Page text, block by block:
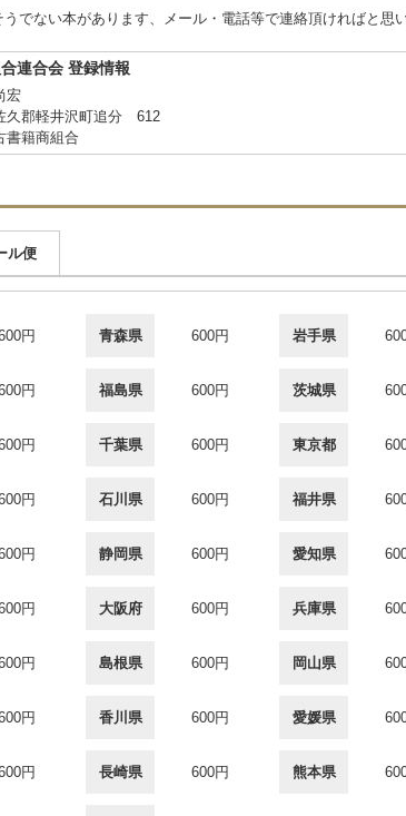
でない本があります、メール・電話等で連絡頂ければと思い
連合会 登録情報
宏
久郡軽井沢町追分 612
書籍商組合
ル便
円 青森県 600円 岩手県
円 福島県 600円 茨城県
円 千葉県 600円 東京都
円 石川県 600円 福井県
円 静岡県 600円 愛知県
円 大阪府 600円 兵庫県
円 島根県 600円 岡山県
円 香川県 600円 愛媛県
円 長崎県 600円 熊本県